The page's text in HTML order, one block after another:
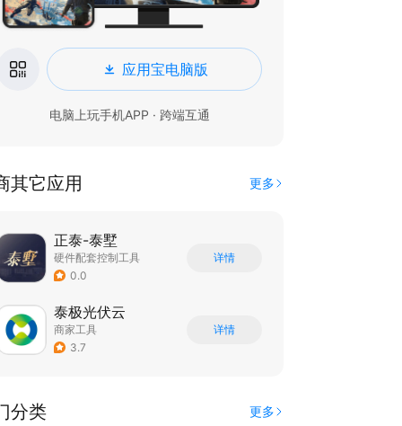
应用宝电脑版
电脑上玩手机APP · 跨端互通
其它应用 更多
正泰-泰墅
硬件配套控制工具
0.0
详情
泰极光伏云
商家工具
3.7
详情
分类 更多